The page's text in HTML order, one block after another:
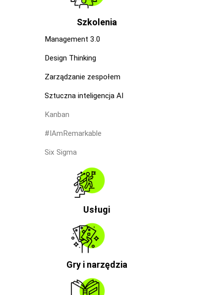
Szkolenia
Management 3.0
Design Thinking
Zarządzanie zespołem
Sztuczna inteligencja AI
Kanban
#IAmRemarkable
Six Sigma
Usługi
Gry i narzędzia